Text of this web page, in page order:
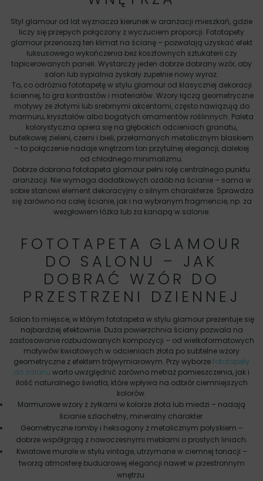
Styl glamour od lat wyznacza kierunek w aranżacji mieszkań, gdzie
liczy się przepych połączony z wyczuciem proporcji. Fototapety
glamour przenoszą ten klimat na ścianę – pozwalają uzyskać efekt
luksusowego wykończenia bez kosztownych sztukaterii czy
tapicerowanych paneli. Wystarczy jeden dobrze dobrany wzór, aby
salon lub sypialnia zyskały zupełnie nowy wyraz.
To, co odróżnia fototapetę w stylu glamour od klasycznej dekoracji
ściennej, to gra kontrastów i materiałów. Wzory łączą geometryczne
motywy ze złotymi lub srebrnymi akcentami, często nawiązują do
marmuru, kryształów albo bogatych ornamentów roślinnych. Paleta
kolorystyczna opiera się na głębokich odcieniach granatu,
butelkowej zieleni, czerni i bieli, przełamanych metalicznym blaskiem
– to połączenie nadaje wnętrzom ton przytulnej elegancji, dalekiej
od chłodnego minimalizmu.
Dobrze dobrana fototapeta glamour pełni rolę centralnego punktu
aranżacji. Nie wymaga dodatkowych ozdób na ścianie – sama w
sobie stanowi element dekoracyjny o silnym charakterze. Sprawdza
się zarówno na całej ścianie, jak i na wybranym fragmencie, np. za
wezgłowiem łóżka lub za kanapą w salonie.
FOTOTAPETA GLAMOUR
DO SALONU – JAK
DOBRAĆ WZÓR DO
PRZESTRZENI DZIENNEJ
Salon to miejsce, w którym fototapeta w stylu glamour prezentuje się
najbardziej efektownie. Duża powierzchnia ściany pozwala na
zastosowanie rozbudowanych kompozycji – od wielkoformatowych
motywów kwiatowych w odcieniach złota po subtelne wzory
geometryczne z efektem trójwymiarowym. Przy wyborzefototapety
do salonu warto uwzględnić zarówno metraż pomieszczenia, jak i
ilość naturalnego światła, które wpływa na odbiór ciemniejszych
kolorów.
Marmurowe wzory z żyłkami w kolorze złota lub miedzi – nadają
ścianie szlachetny, mineralny charakter.
Geometryczne romby i heksagony z metalicznym połyskiem –
dobrze współgrają z nowoczesnymi meblami o prostych liniach.
Kwiatowe murale w stylu vintage, utrzymane w ciemnej tonacji –
tworzą atmosferę buduarowej elegancji nawet w przestronnym
wnętrzu.